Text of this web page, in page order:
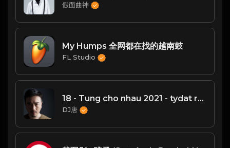
假面曲神
My Humps 全网都在找的越南鼓
FL Studio
18 - Tung cho nhau 2021 - tydat remix hd (TANG EDIT)
DJ唐